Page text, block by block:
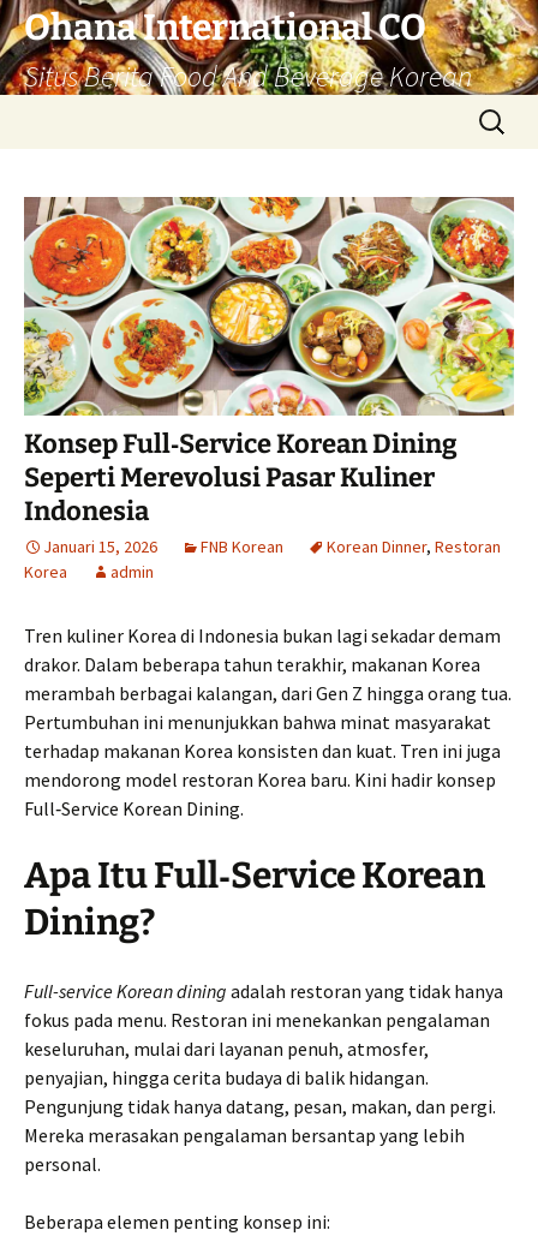
Langsung
ke
isi
Ohana International CO
Situs Berita Food And Beverage Korean
Cari
untuk:
Konsep Full‑Service Korean Dining
Seperti Merevolusi Pasar Kuliner
Indonesia
Januari 15, 2026 FNB Korean Korean Dinner, Restoran
Korea
admin
Tren kuliner Korea di Indonesia bukan lagi sekadar demam
drakor. Dalam beberapa tahun terakhir, makanan Korea
merambah berbagai kalangan, dari Gen Z hingga orang tua.
Pertumbuhan ini menunjukkan bahwa minat masyarakat
terhadap makanan Korea konsisten dan kuat. Tren ini juga
mendorong model restoran Korea baru. Kini hadir konsep
Full‑Service Korean Dining.
Apa Itu Full‑Service Korean
Dining?
Full-service Korean dining adalah restoran yang tidak hanya
fokus pada menu. Restoran ini menekankan pengalaman
keseluruhan, mulai dari layanan penuh, atmosfer,
penyajian, hingga cerita budaya di balik hidangan.
Pengunjung tidak hanya datang, pesan, makan, dan pergi.
Mereka merasakan pengalaman bersantap yang lebih
personal.
Beberapa elemen penting konsep ini: